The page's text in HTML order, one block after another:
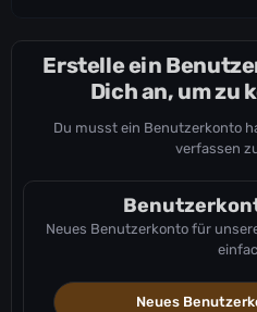
Erstelle ein
Dich an, um zu
Du musst ein Benutzerkonto
verfassen
Neues Benutzerkonto für
Neues